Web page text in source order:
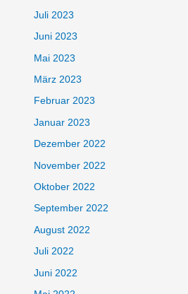
Juli 2023
Juni 2023
Mai 2023
März 2023
Februar 2023
Januar 2023
Dezember 2022
November 2022
Oktober 2022
September 2022
August 2022
Juli 2022
Juni 2022